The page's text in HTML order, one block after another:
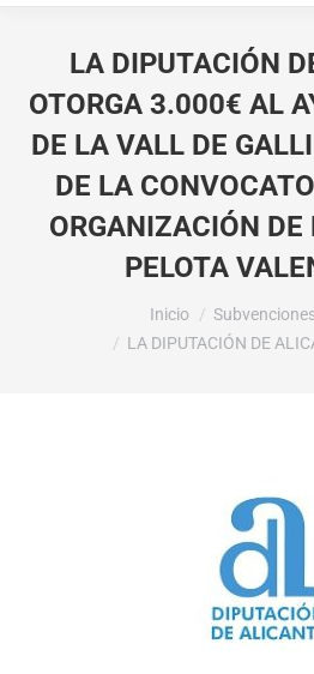
LA DIPUTACIÓN
OTORGA 3.000€ AL
DE LA VALL DE
DE LA
ORGANIZACIÓN DE
PELOTA
Inicio
LA DIPUTACIÓN DE